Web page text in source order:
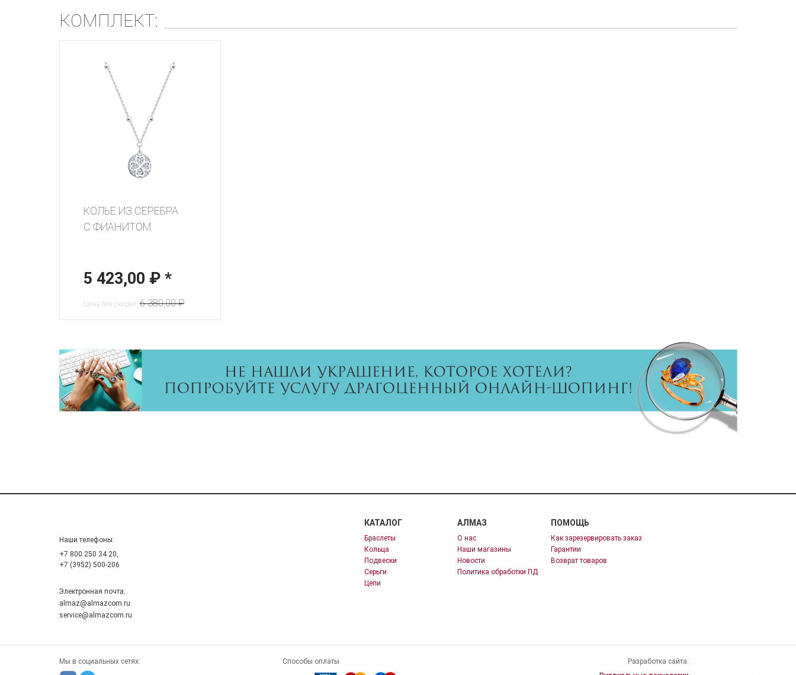
КОМПЛЕКТ:
КОЛЬЕ ИЗ СЕРЕБРА
С ФИАНИТОМ
5 423,00 ₽ *
Цена без скидки: 6 380,00 ₽
Наши телефоны:
+7 800 250 34 20,
+7 (3952) 500-206
Электронная почта:
almaz@almazcom.ru
service@almazcom.ru
КАТАЛОГ
Браслеты
Кольца
Подвески
Серьги
Цепи
АЛМАЗ
О нас
Наши магазины
Новости
Политика обработки ПД
ПОМОЩЬ
Как зарезервировать заказ
Гарантии
Возврат товаров
Мы в социальных сетях: Способы оплаты
Разработка сайта: